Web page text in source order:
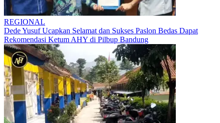
REGIONAL
Dede Yusuf Ucapkan Selamat dan Sukses Paslon Bedas Dapat
Rekomendasi Ketum AHY di Pilbup Bandung